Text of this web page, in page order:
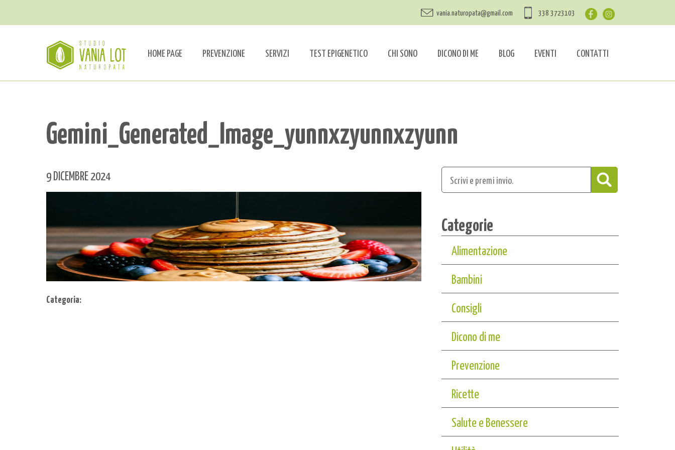
vania.naturopata@gmail.com 338 3723103
HOME PAGE PREVENZIONE SERVIZI TEST EPIGENETICO CHI SONO DICONO DI ME BLOG EVENTI CONTATTI
Gemini_Generated_Image_yunnxzyunnxzyunn
9 DICEMBRE 2024
Categoria:
Categorie
Alimentazione
Bambini
Consigli
Dicono di me
Prevenzione
Ricette
Salute e Benessere